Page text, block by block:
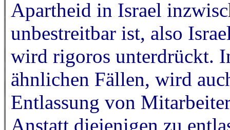
Apartheid in Israel
unbestreitbar ist, also
wird rigoros unterdrückt.
ähnlichen Fällen, wird
Entlassung von
Anstatt diejenigen zu